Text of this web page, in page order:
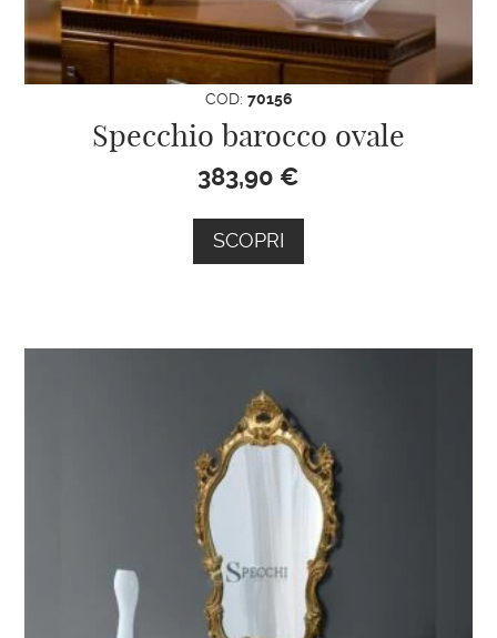
COD: 70156
Specchio barocco ovale
383,90 €
SCOPRI